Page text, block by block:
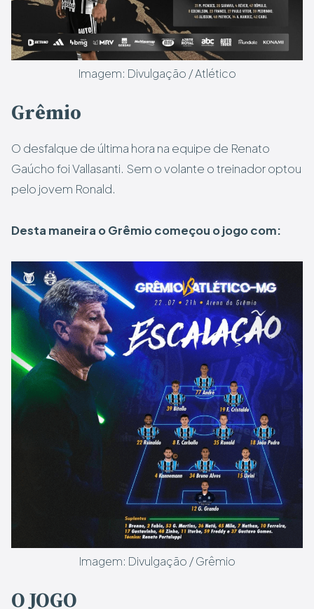
Imagem: Divulgação / Atlético
Grêmio
O desfalque de última hora na equipe de Renato
Gaúcho foi Vallasanti. Sem o volante o treinador optou
pelo jovem Ronald.
Desta maneira o Grêmio começou o jogo com:
Imagem: Divulgação / Grêmio
O JOGO